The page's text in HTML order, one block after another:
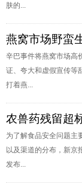
肤的...
燕窝市场野蛮
辛巴事件将燕窝市场高
证、夸大和虚假宣传等
打着燕...
农兽药残留超
为了解食品安全问题主
以及渠道的分布，新京
发布...